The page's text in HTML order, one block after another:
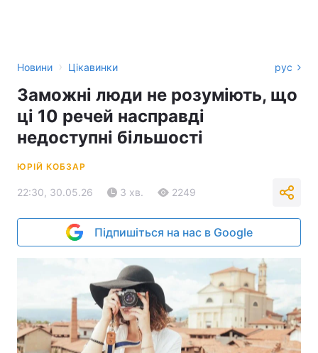
Новини › Цікавинки рус
Заможні люди не розуміють, що
ці 10 речей насправді
недоступні більшості
ЮРІЙ КОБЗАР
22:30, 30.05.26 3 хв. 2249
Підпишіться на нас в Google